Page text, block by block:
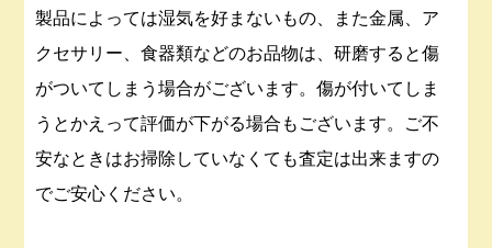
製品によっては湿気を好まないもの、また金属、ア
クセサリー、食器類などのお品物は、研磨すると傷
がついてしまう場合がございます。傷が付いてしま
うとかえって評価が下がる場合もございます。ご不
安なときはお掃除していなくても査定は出来ますの
でご安心ください。